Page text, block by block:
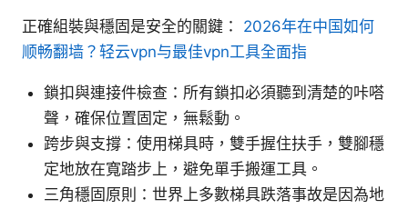
正確組裝與穩固是安全的關鍵： 2026年在中国如何
顺畅翻墙？轻云vpn与最佳vpn工具全面指
鎖扣與連接件檢查：所有鎖扣必須聽到清楚的咔嗒
聲，確保位置固定，無鬆動。
跨步與支撐：使用梯具時，雙手握住扶手，雙腳穩
定地放在寬踏步上，避免單手搬運工具。
三角穩固原則：世界上多數梯具跌落事故是因為地